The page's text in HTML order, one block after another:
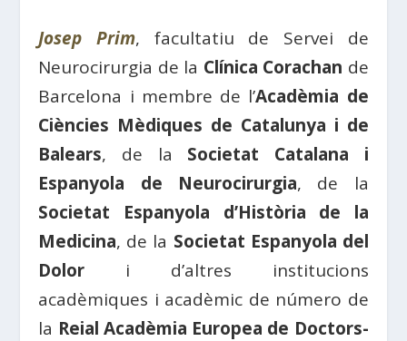
Josep Prim, facultatiu de Servei de
Neurocirurgia de la Clínica Corachan de
Barcelona i membre de l’Acadèmia de
Ciències Mèdiques de Catalunya i de
Balears, de la Societat Catalana i
Espanyola de Neurocirurgia, de la
Societat Espanyola d’Història de la
Medicina, de la Societat Espanyola del
Dolor i d’altres institucions
acadèmiques i acadèmic de número de
la Reial Acadèmia Europea de Doctors-